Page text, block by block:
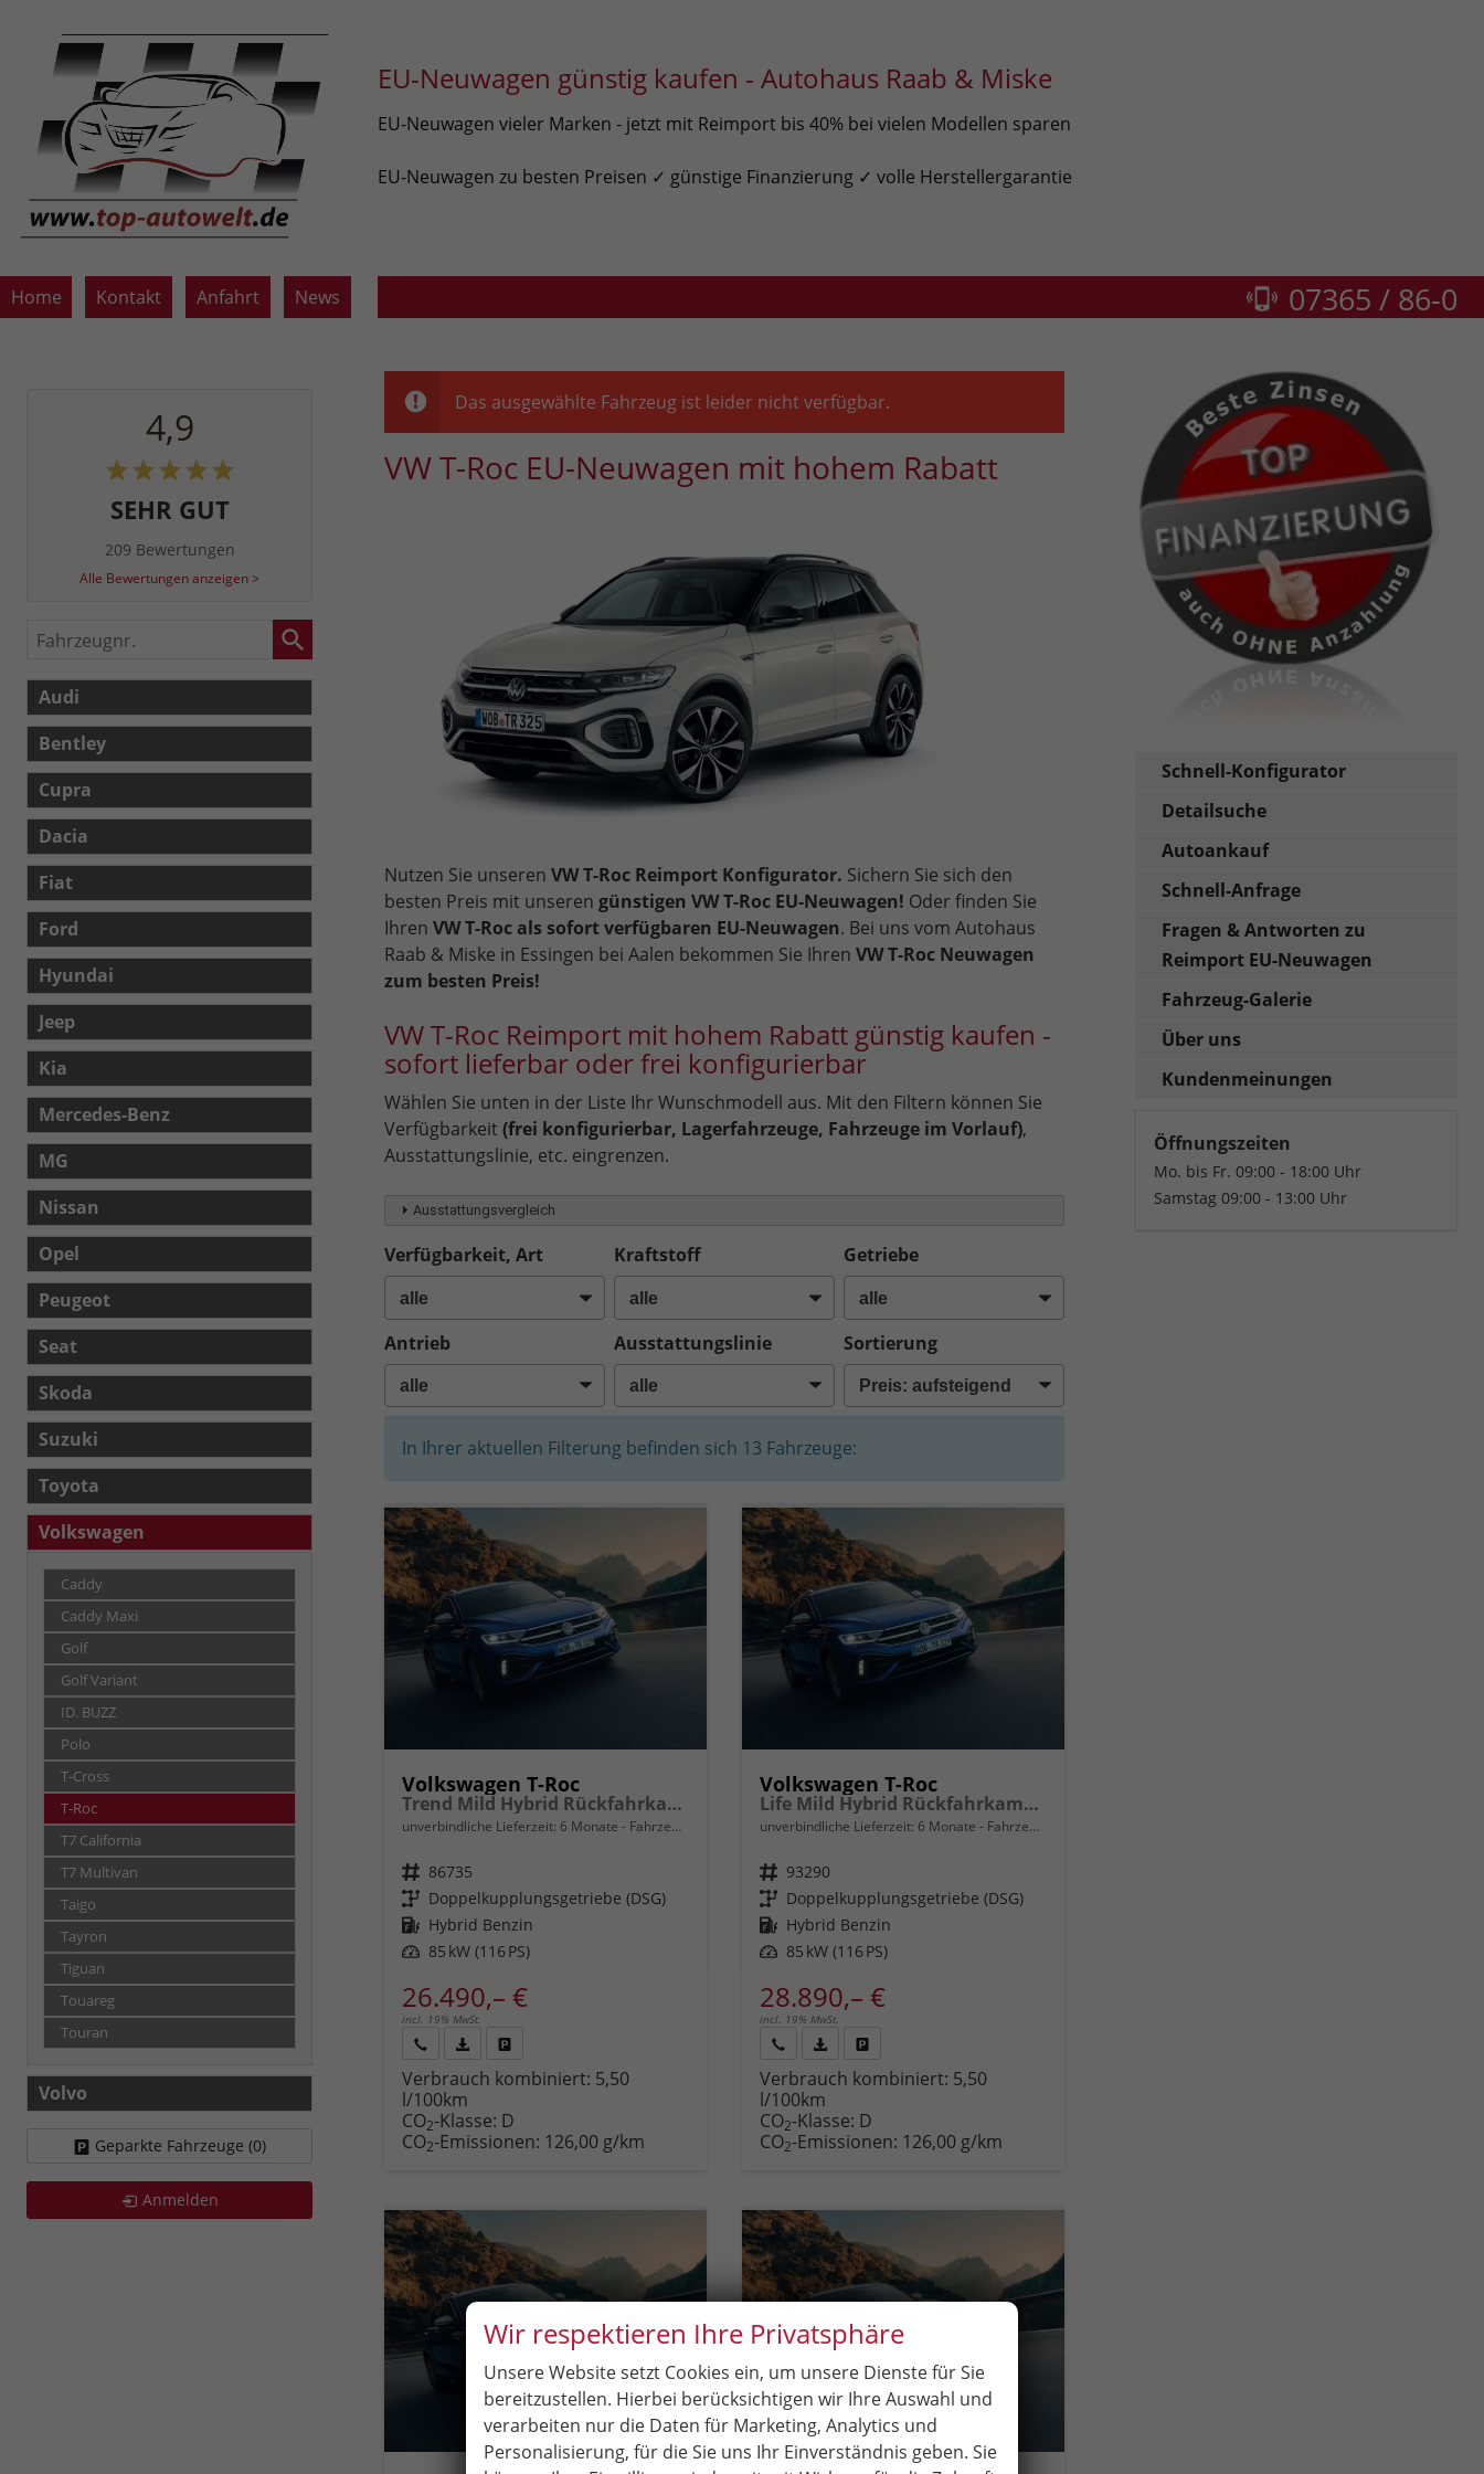
EU-Neuwagen günstig kaufen - Autohaus Raab & Miske
EU-Neuwagen vieler Marken - jetzt mit Reimport bis 40% bei vielen Modellen sparen
EU-Neuwagen zu besten Preisen ✓ günstige Finanzierung ✓ volle Herstellergarantie
Home Kontakt Anfahrt News 07365 / 86-0
Das ausgewählte Fahrzeug ist leider nicht verfügbar.
VW T-Roc EU-Neuwagen mit hohem Rabatt
Nutzen Sie unseren VW T-Roc Reimport Konfigurator. Sichern Sie sich den
besten Preis mit unseren günstigen VW T-Roc EU-Neuwagen! Oder finden Sie
Ihren VW T-Roc als sofort verfügbaren EU-Neuwagen. Bei uns vom Autohaus
Raab & Miske in Essingen bei Aalen bekommen Sie Ihren VW T-Roc Neuwagen
zum besten Preis!
VW T-Roc Reimport mit hohem Rabatt günstig kaufen -
sofort lieferbar oder frei konfigurierbar
Wählen Sie unten in der Liste Ihr Wunschmodell aus. Mit den Filtern können Sie
Verfügbarkeit (frei konfigurierbar, Lagerfahrzeuge, Fahrzeuge im Vorlauf),
Ausstattungslinie, etc. eingrenzen.
Ausstattungsvergleich
Verfügbarkeit, Art Kraftstoff Getriebe
Antrieb Ausstattungslinie Sortierung
In Ihrer aktuellen Filterung befinden sich 13 Fahrzeuge:
Volkswagen T-Roc
Trend Mild Hybrid Rückfahrkamera Rear Assist, Schlüsselloses Öffnen Keyless Access und schlüsselloser Start, getönte Heckscheiben von der B-Säule bis zum Heck, Metallic, LED-Scheinwerfer Plus, mit Kurvenlicht, Schlechtwetterscheinwerfer vorn, 18" A
unverbindliche Lieferzeit: 6 Monate Fahrzeug mit Tageszulassung
Fahrzeugnr. 86735
Getriebe Doppelkupplungsgetriebe (DSG)
Kraftstoff Hybrid Benzin
Leistung 85 kW (116 PS)
26.490,– €
incl. 19% MwSt.
anfordernDatei,
Fahrzeugexposé
drucken
drucken,
oder
vergleichen
Verbrauch kombiniert: 5,50
l/100km
CO2-Klasse: D
CO2-Emissionen: 126,00 g/km
Volkswagen T-Roc
Life Mild Hybrid Rückfahrkamera Rear Assist, Schlüsselloses Öffnen Keyless Access und schlüsselloser Start, getönte Heckscheiben von der B-Säule bis zum Heck, Metallic, LED-Scheinwerfer Plus, mit Kurvenlicht, Schlechtwetterscheinwerfer vorn, 18" A
unverbindliche Lieferzeit: 6 Monate Fahrzeug mit Tageszulassung
Fahrzeugnr. 93290
Getriebe Doppelkupplungsgetriebe (DSG)
Kraftstoff Hybrid Benzin
Leistung 85 kW (116 PS)
28.890,– €
incl. 19% MwSt.
anfordernDatei,
Fahrzeugexposé
drucken
drucken,
oder
vergleichen
Verbrauch kombiniert: 5,50
l/100km
CO2-Klasse: D
CO2-Emissionen: 126,00 g/km
4,9
SEHR GUT
209 Bewertungen
Alle Bewertungen anzeigen >
Fahrzeugnr.
Audi
Bentley
Cupra
Dacia
Fiat
Ford
Hyundai
Jeep
Kia
Mercedes-Benz
MG
Nissan
Opel
Peugeot
Seat
Skoda
Suzuki
Toyota
Volkswagen
Caddy
Caddy Maxi
Golf
Golf Variant
ID. BUZZ
Polo
T-Cross
T-Roc
T7 California
T7 Multivan
Taigo
Tayron
Tiguan
Touareg
Touran
Volvo
Geparkte Fahrzeuge (0)
Anmelden
Schnell-Konfigurator
Detailsuche
Autoankauf
Schnell-Anfrage
Fragen & Antworten zu
Reimport EU-Neuwagen
Fahrzeug-Galerie
Über uns
Kundenmeinungen
Öffnungszeiten
Mo. bis Fr. 09:00 - 18:00 Uhr
Samstag 09:00 - 13:00 Uhr
Wir respektieren Ihre Privatsphäre
Unsere Website setzt Cookies ein, um unsere Dienste für Sie
bereitzustellen. Hierbei berücksichtigen wir Ihre Auswahl und
verarbeiten nur die Daten für Marketing, Analytics und
Personalisierung, für die Sie uns Ihr Einverständnis geben. Sie